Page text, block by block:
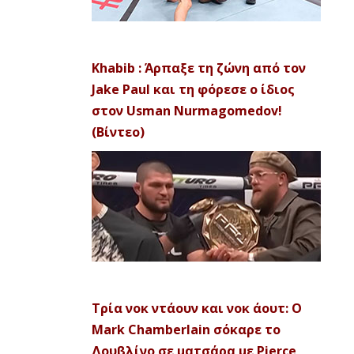
Khabib : Άρπαξε τη ζώνη από τον
Jake Paul και τη φόρεσε ο ίδιος
στον Usman Nurmagomedov!
(Βίντεο)
Τρία νοκ ντάουν και νοκ άουτ: Ο
Mark Chamberlain σόκαρε το